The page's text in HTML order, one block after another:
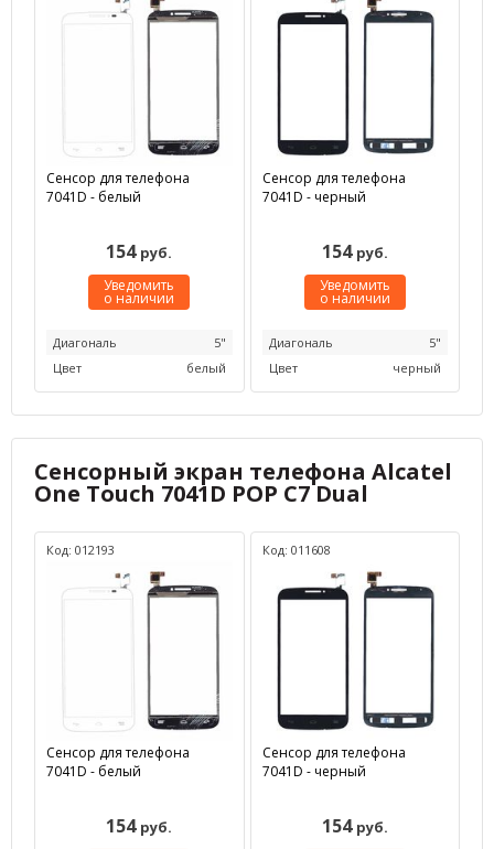
Сенсор для телефона
7041D - белый
154 руб.
Уведомить
о наличии
Диагональ
5"
Цвет
белый
Сенсор для телефона
7041D - черный
154 руб.
Уведомить
о наличии
Диагональ
5"
Цвет
черный
Сенсорный экран телефона Alcatel
One Touch 7041D POP C7 Dual
Код: 012193
Сенсор для телефона
7041D - белый
154 руб.
Код: 011608
Сенсор для телефона
7041D - черный
154 руб.